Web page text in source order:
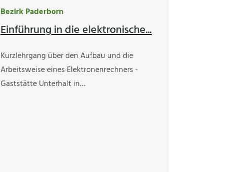
Bezirk Paderborn
Einführung in die elektronische...
Kurzlehrgang über den Aufbau und die
Arbeitsweise eines Elektronenrechners -
Gaststätte Unterhalt in…